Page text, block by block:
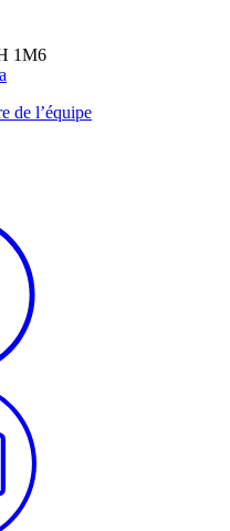
1M6
de l’équipe